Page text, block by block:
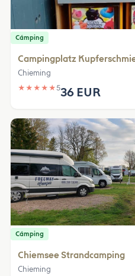
Cámping
Campingplatz
Chieming
★ ★ ★ ★ ★536 EUR
Cámping
Chiemsee Strandcamping
Chieming